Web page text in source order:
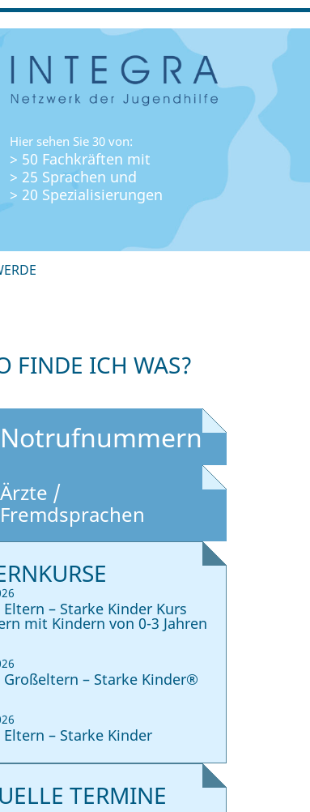
Hier sehen Sie 30 von:
> 50 Fachkräften mit
> 25 Sprachen und
> 20 Spezialisierungen
FINDE ICH WAS?
Notrufnummern
Ärzte /
Fremdsprachen
Eltern – Starke Kinder Kurs
mit Kindern von 0-3 Jahren
Großeltern – Starke Kinder®
Eltern – Starke Kinder
TERMINE